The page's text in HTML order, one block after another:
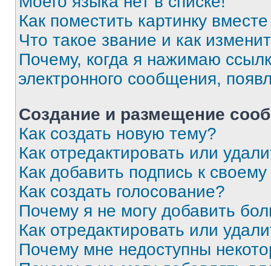
Как поместить картинку
Что такое звание и как
Почему, когда я нажимаю
электронного сообщения,
Создание и размещение
Как создать новую тему?
Как отредактировать или
Как добавить подпись к
Как создать голосование?
Почему я не могу добавить
Как отредактировать или
Почему мне недоступны